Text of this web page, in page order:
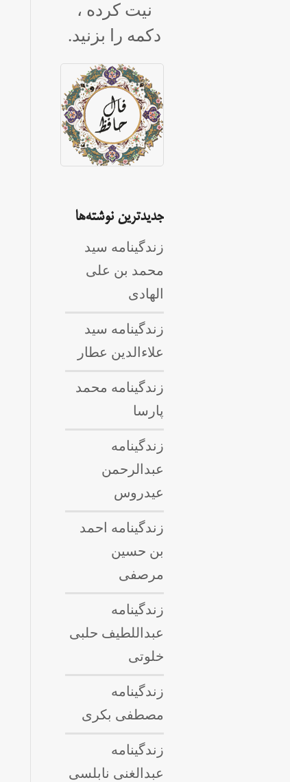
نیت کرده ،
دکمه را بزنید.
جدیدترین نوشته‌ها
زندگینامه سید
محمد بن علی
الهادی
زندگینامه سید
علاءالدین عطار
زندگینامه محمد
پارسا
زندگینامه
عبدالرحمن
عیدروس
زندگینامه احمد
بن حسین
مرصفی
زندگینامه
عبداللطيف حلبى
خلوتی
زندگینامه
مصطفی بکری
زندگینامه
عبدالغنی نابلسی